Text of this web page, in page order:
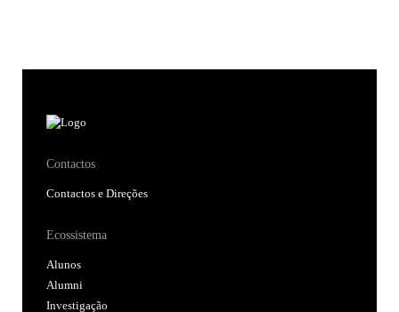
Contactos
Contactos e Direções
Ecossistema
Alunos
Alumni
Investigação